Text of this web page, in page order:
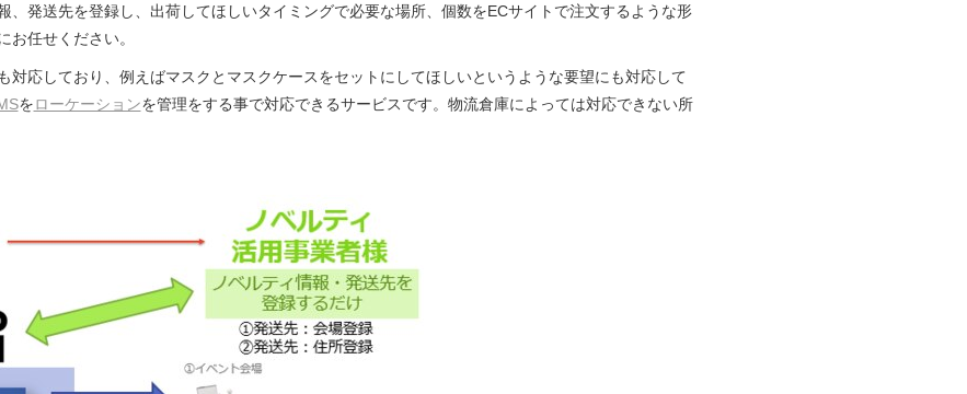
、発送先を登録し、出荷してほしいタイミングで必要な場所、個数をECサイトで注文するような形
お任せください。
応しており、例えばマスクとマスクケースをセットにしてほしいというような要望にも対応して
をローケーションを管理をする事で対応できるサービスです。物流倉庫によっては対応できない所